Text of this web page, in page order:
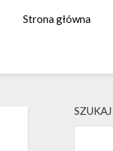
Strona główna
SZUKAJ